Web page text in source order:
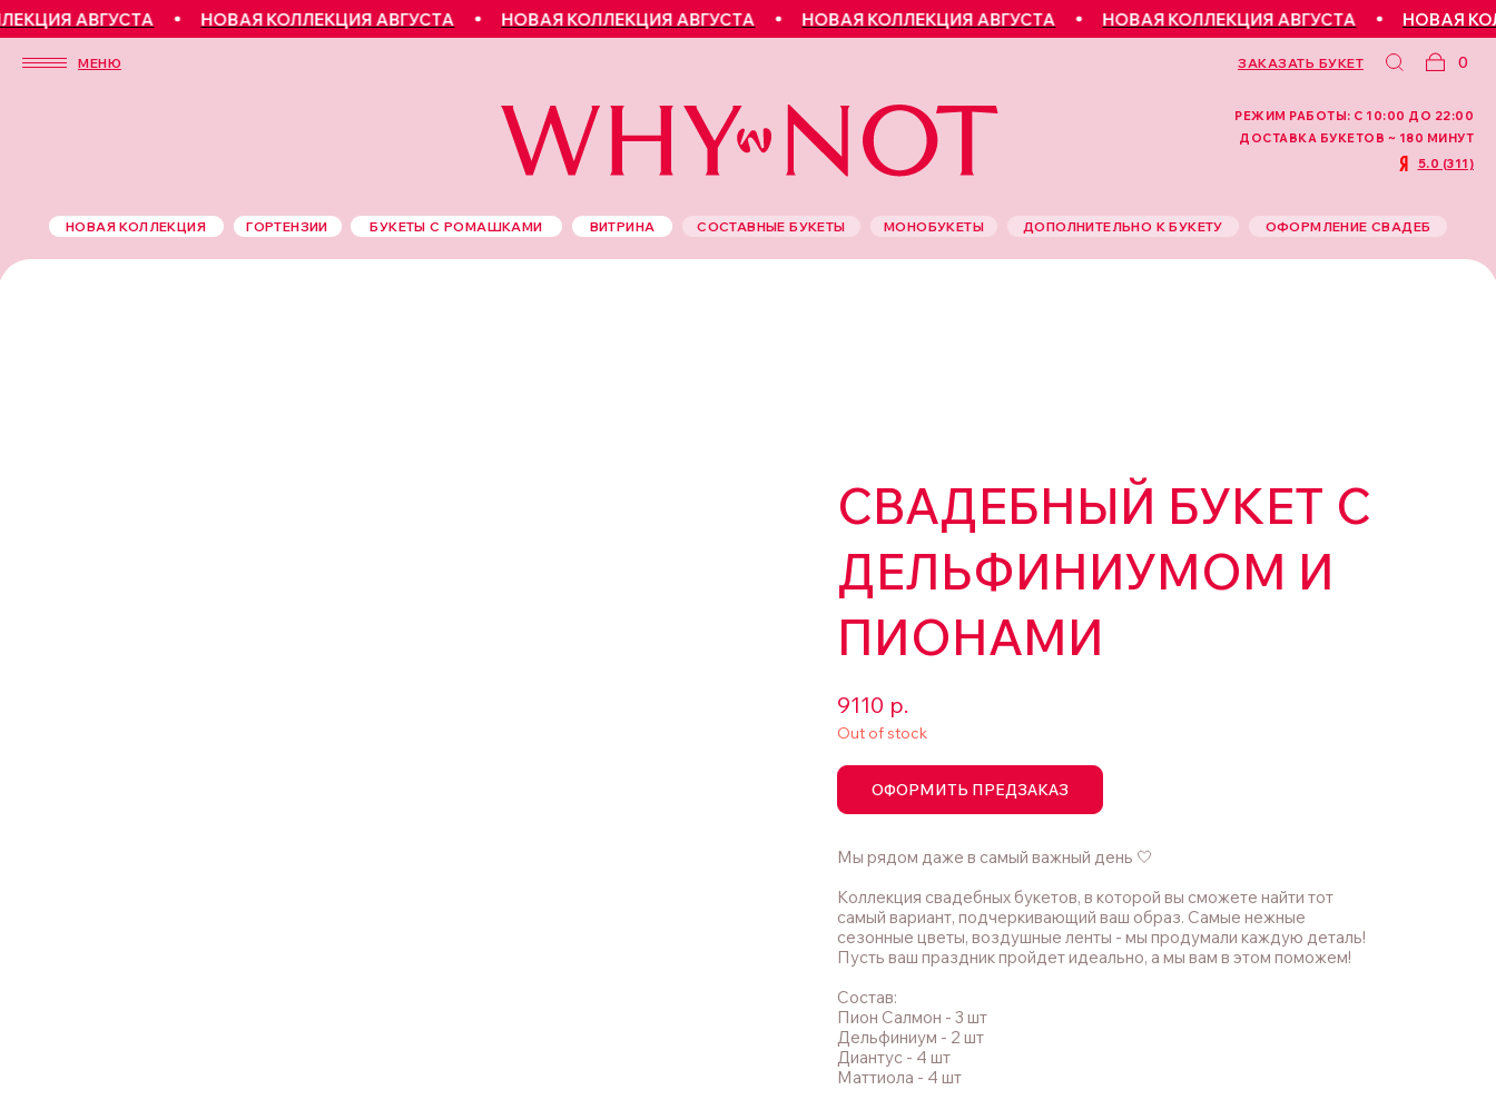
НОВАЯ КОЛЛЕКЦИЯ АВГУСТА НОВАЯ КОЛЛЕКЦИЯ АВГУСТА НОВАЯ КОЛЛЕКЦИЯ АВГУСТА НОВАЯ КОЛЛЕКЦИЯ АВГУСТА НОВАЯ
МЕНЮ 0
ЗАКАЗАТЬ БУКЕТ
5.0 (311)
ДОСТАВКА БУКЕТОВ ~ 180 МИНУТ
РЕЖИМ РАБОТЫ: С 10:00 ДО 22:00
БУКЕТЫ С РОМАШКАМИ ВИТРИНА
НОВАЯ КОЛЛЕКЦИЯ ДОПОЛНИТЕЛЬНО К БУКЕТУ
ГОРТЕНЗИИ ОФОРМЛЕНИЕ СВАДЕБ
МОНОБУКЕТЫ
СОСТАВНЫЕ БУКЕТЫ
СВАДЕБНЫЙ БУКЕТ С
ДЕЛЬФИНИУМОМ И
ПИОНАМИ
9110 р.
Out of stock
ОФОРМИТЬ ПРЕДЗАКАЗ
Мы рядом даже в самый важный день 🤍
Коллекция свадебных букетов, в которой вы сможете найти тот
самый вариант, подчеркивающий ваш образ. Самые нежные
сезонные цветы, воздушные ленты - мы продумали каждую деталь!
Пусть ваш праздник пройдет идеально, а мы вам в этом поможем!
Состав:
Пион Салмон - 3 шт
Дельфиниум - 2 шт
Диантус - 4 шт
Маттиола - 4 шт